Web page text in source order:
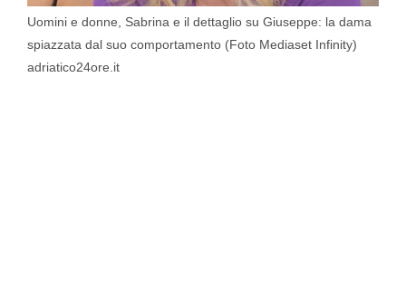
Uomini e donne, Sabrina e il dettaglio su Giuseppe: la dama
spiazzata dal suo comportamento (Foto Mediaset Infinity)
adriatico24ore.it